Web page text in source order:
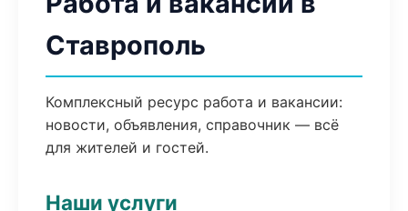
Ставрополь
Комплексный ресурс работа и вакансии:
новости, объявления, справочник — всё
для жителей и гостей.
Наши услуги